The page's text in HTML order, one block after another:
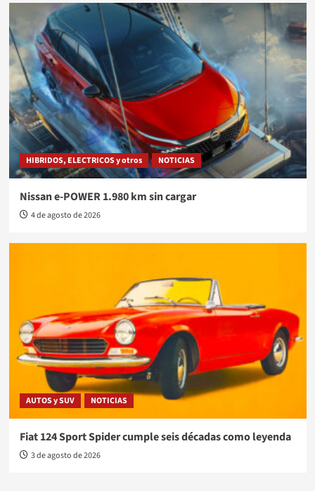
HIBRIDOS, ELECTRICOS y otros NOTICIAS
Nissan e-POWER 1.980 km sin cargar
4 de agosto de 2026
AUTOS y SUV NOTICIAS
Fiat 124 Sport Spider cumple seis décadas como leyenda
3 de agosto de 2026